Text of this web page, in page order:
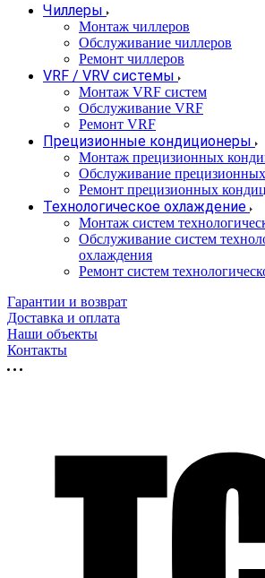
Чиллеры
Монтаж чиллеров
Обслуживание чиллеров
Ремонт чиллеров
VRF / VRV системы
Монтаж VRF систем
Обслуживание VRF
Ремонт VRF
Прецизионные кондиционеры
Монтаж прецизионных
Обслуживание
Ремонт прецизионных
Технологическое охлаждение
Монтаж систем
Обслуживание систем
охлаждения
Ремонт систем
Гарантии и возврат
Доставка и оплата
Наши объекты
Контакты